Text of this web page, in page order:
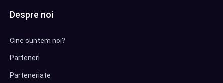
Despre noi
Cine suntem noi?
Parteneri
Parteneriate